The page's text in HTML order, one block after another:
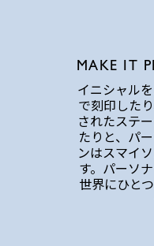
MAKE IT
イニシャル
で刻印した
されたステ
たりと、パ
ンはスマイ
す。パーソ
世界にひと